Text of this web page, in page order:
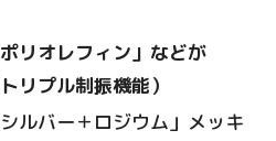
リオレフィン」などが
リプル制振機能）
ルバー＋ロジウム」メッキ